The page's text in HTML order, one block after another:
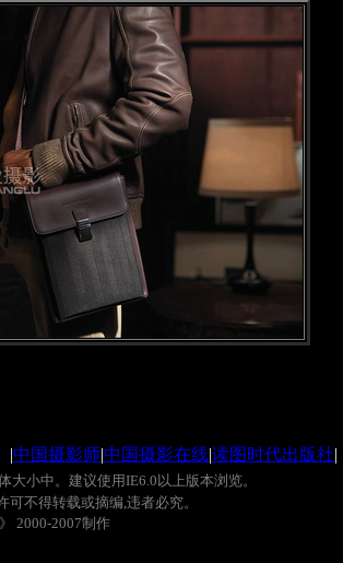
|中国摄影师|中国摄影在线|读图时代出版社|
大小中。建议使用IE6.0 以上版本浏览。
可不得转载或摘编,违者必究。
2000-2007制作